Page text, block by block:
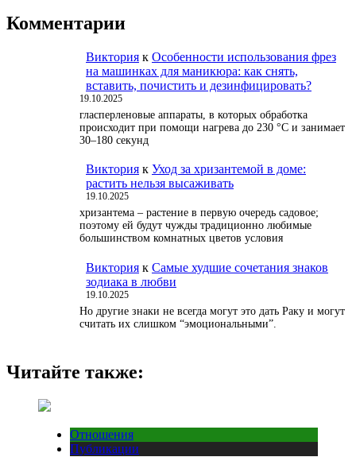
Комментарии
Виктория к Особенности использования фрез
на машинках для маникюра: как снять,
вставить, почистить и дезинфицировать?
19.10.2025
гласперленовые аппараты, в которых обработка
происходит при помощи нагрева до 230 °С и занимает
30–180 секунд
Виктория к Уход за хризантемой в доме:
растить нельзя высаживать
19.10.2025
хризантема – растение в первую очередь садовое;
поэтому ей будут чужды традиционно любимые
большинством комнатных цветов условия
Виктория к Самые худшие сочетания знаков
зодиака в любви
19.10.2025
Но другие знаки не всегда могут это дать Раку и могут
считать их слишком “эмоциональными”.
Читайте также:
Отношения
Публикации